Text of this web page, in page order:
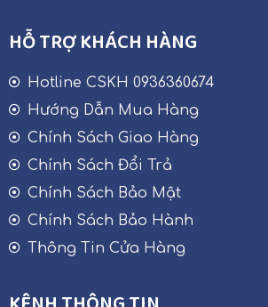
HỖ TRỢ KHÁCH HÀNG
Hotline CSKH 0936360674
Hướng Dẫn Mua Hàng
Chính Sách Giao Hàng
Chính Sách Đổi Trả
Chính Sách Bảo Mật
Chính Sách Bảo Hành
Thông Tin Cửa Hàng